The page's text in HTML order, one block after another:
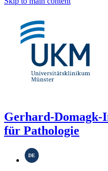
Gerhard-Domagk-
für Pathologie
DE